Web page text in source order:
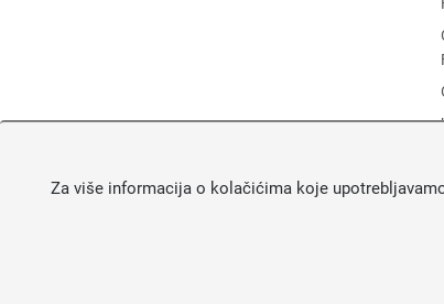
Za više informacija o kolačićima koje